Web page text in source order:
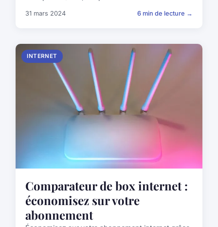
31 mars 2024 6 min de lecture →
INTERNET
Comparateur de box internet :
économisez sur votre
abonnement